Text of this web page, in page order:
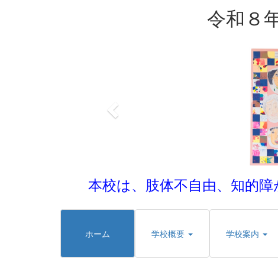
令和８
v
i
本校は、肢体不自由、知的
ホーム 学校概要 学校案内